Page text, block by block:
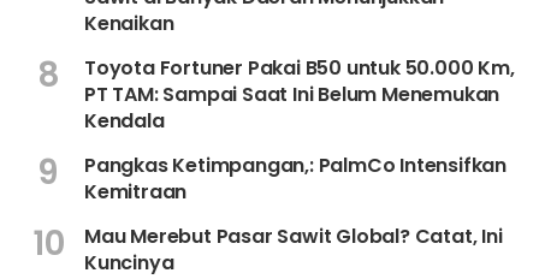
Kenaikan
8
Toyota Fortuner Pakai B50 untuk 50.000 Km,
PT TAM: Sampai Saat Ini Belum Menemukan
Kendala
9
Pangkas Ketimpangan,: PalmCo Intensifkan
Kemitraan
10
Mau Merebut Pasar Sawit Global? Catat, Ini
Kuncinya